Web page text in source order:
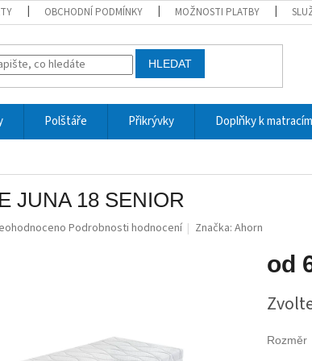
OBCHODNÍ PODMÍNKY MOŽNOSTI PLATBY
HLEDAT
Polštáře Přikrývky Doplňky k matracím
JUNA 18 SENIOR
Podrobnosti hodnocení Značka:Ahorn
od
cena:
Rozměr